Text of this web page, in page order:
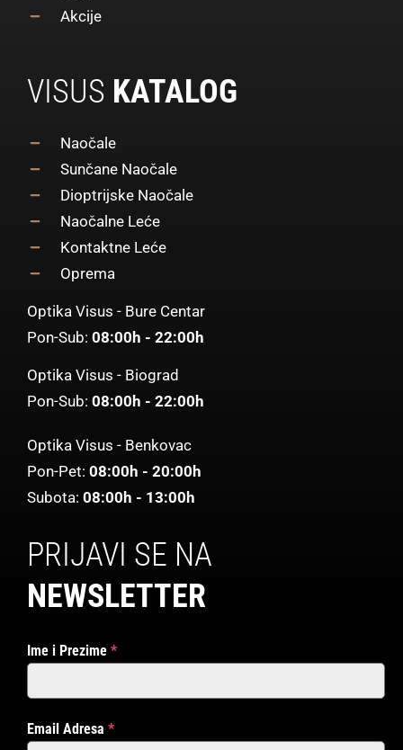
Akcije
VISUS KATALOG
Naočale
Sunčane Naočale
Dioptrijske Naočale
Naočalne Leće
Kontaktne Leće
Oprema
Optika Visus - Bure Centar
Pon-Sub: 08:00h - 22:00h
Optika Visus - Biograd
Pon-Sub: 08:00h - 22:00h
Optika Visus - Benkovac
Pon-Pet: 08:00h - 20:00h
Subota: 08:00h - 13:00h
PRIJAVI SE NA
NEWSLETTER
Ime i Prezime *
Email Adresa *